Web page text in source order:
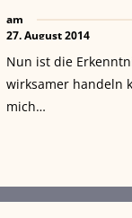
am
27. August 2014
Nun ist die
wirksamer handeln
mich…